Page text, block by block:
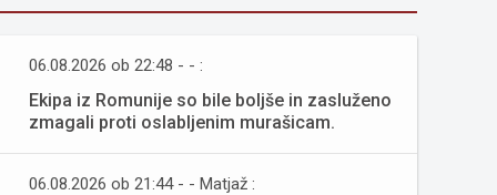
06.08.2026 ob 22:48 - - :
Ekipa iz Romunije so bile boljše in zasluženo
zmagali proti oslabljenim murašicam.
06.08.2026 ob 21:44 - - Matjaž :